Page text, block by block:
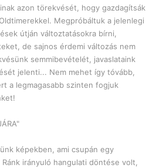
azon törekvését, hogy gazdagítsák
Megpróbáltuk a jelenlegi
útján változtatásokra bírni,
de sajnos érdemi változás nem
semmibevételét, javaslataink
jelenti... Nem mehet így tóvább,
a legmagasabb szinten fogjuk
képekben, ami csupán egy
irányuló hangulati döntése volt,